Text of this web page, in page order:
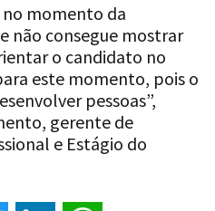
momento da
não consegue mostrar
o candidato no
este momento, pois o
pessoas”,
gerente de
e Estágio do